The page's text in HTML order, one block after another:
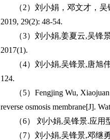
（2）刘小娟，邓文才，
2019, 29(2): 48-54.
（3）刘小娟,姜夏云,吴锋
2017(1).
（4）刘小娟,吴锋景,唐旭
124.
（5）Fengjing Wu,
reverse osmosis membrane[J].
（6） 刘小娟,吴锋景.应
（7）刘小娟,吴锋景,邓继